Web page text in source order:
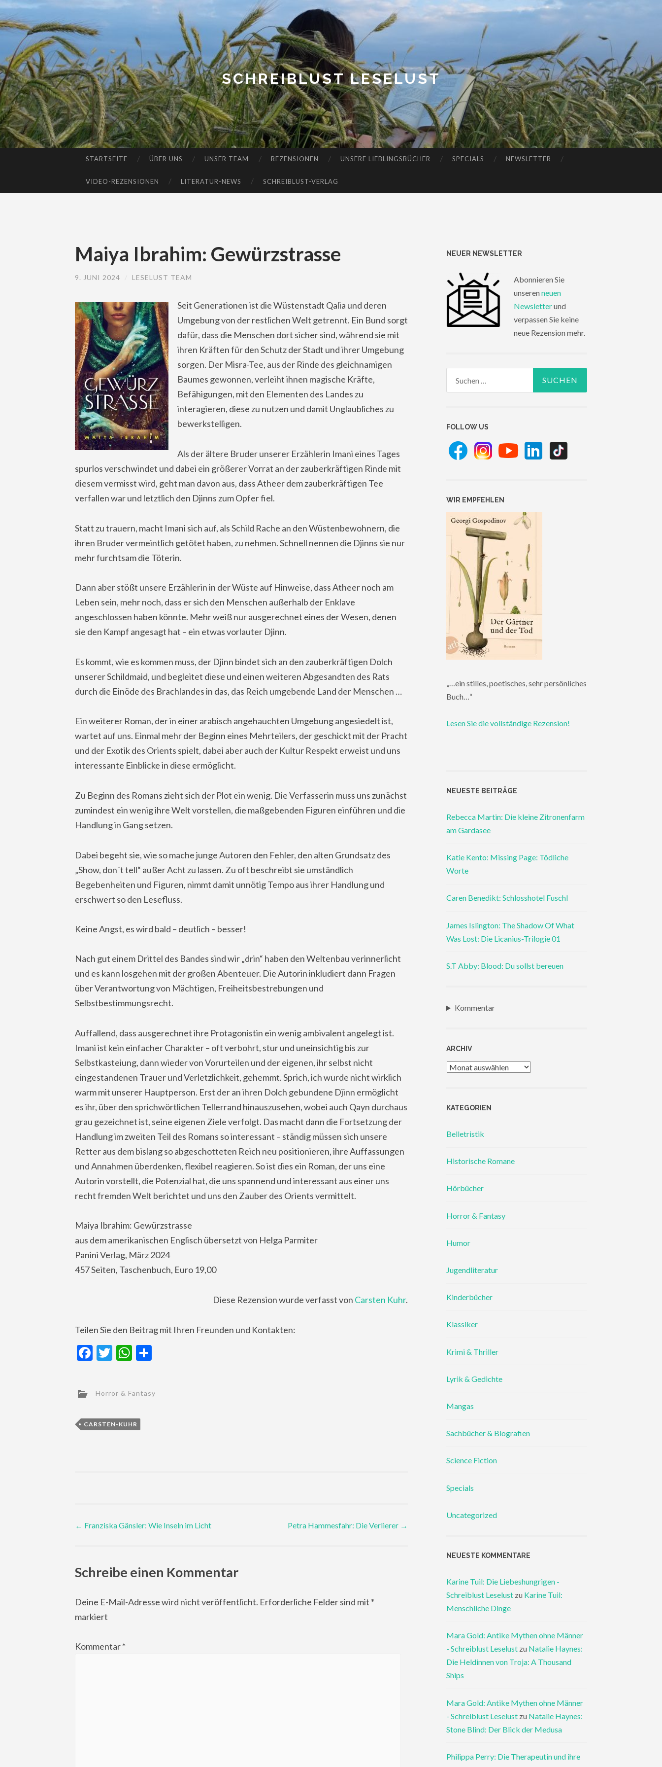
SCHREIBLUST LESELUST
STARTSEITE ÜBER UNS UNSER TEAM REZENSIONEN UNSERE LIEBLINGSBÜCHER SPECIALS NEWSLETTER
VIDEO-REZENSIONEN LITERATUR-NEWS SCHREIBLUST-VERLAG
Maiya Ibrahim: Gewürzstrasse
9. JUNI 2024 LESELUST TEAM
Seit Generationen ist die Wüstenstadt Qalia und deren
Umgebung von der restlichen Welt getrennt. Ein Bund sorgt
dafür, dass die Menschen dort sicher sind, während sie mit
ihren Kräften für den Schutz der Stadt und ihrer Umgebung
sorgen. Der Misra-Tee, aus der Rinde des gleichnamigen
Baumes gewonnen, verleiht ihnen magische Kräfte,
Befähigungen, mit den Elementen des Landes zu
interagieren, diese zu nutzen und damit Unglaubliches zu
bewerkstelligen.
Als der ältere Bruder unserer Erzählerin Imani eines Tages
spurlos verschwindet und dabei ein größerer Vorrat an der zauberkräftigen Rinde mit
diesem vermisst wird, geht man davon aus, dass Atheer dem zauberkräftigen Tee
verfallen war und letztlich den Djinns zum Opfer fiel.
Statt zu trauern, macht Imani sich auf, als Schild Rache an den Wüstenbewohnern, die
ihren Bruder vermeintlich getötet haben, zu nehmen. Schnell nennen die Djinns sie nur
mehr furchtsam die Töterin.
Dann aber stößt unsere Erzählerin in der Wüste auf Hinweise, dass Atheer noch am
Leben sein, mehr noch, dass er sich den Menschen außerhalb der Enklave
angeschlossen haben könnte. Mehr weiß nur ausgerechnet eines der Wesen, denen
sie den Kampf angesagt hat – ein etwas vorlauter Djinn.
Es kommt, wie es kommen muss, der Djinn bindet sich an den zauberkräftigen Dolch
unserer Schildmaid, und begleitet diese und einen weiteren Abgesandten des Rats
durch die Einöde des Brachlandes in das, das Reich umgebende Land der Menschen …
Ein weiterer Roman, der in einer arabisch angehauchten Umgebung angesiedelt ist,
wartet auf uns. Einmal mehr der Beginn eines Mehrteilers, der geschickt mit der Pracht
und der Exotik des Orients spielt, dabei aber auch der Kultur Respekt erweist und uns
interessante Einblicke in diese ermöglicht.
Zu Beginn des Romans zieht sich der Plot ein wenig. Die Verfasserin muss uns zunächst
zumindest ein wenig ihre Welt vorstellen, die maßgebenden Figuren einführen und die
Handlung in Gang setzen.
Dabei begeht sie, wie so mache junge Autoren den Fehler, den alten Grundsatz des
„Show, don´t tell“ außer Acht zu lassen. Zu oft beschreibt sie umständlich
Begebenheiten und Figuren, nimmt damit unnötig Tempo aus ihrer Handlung und
erschwert so den Lesefluss.
Keine Angst, es wird bald – deutlich – besser!
Nach gut einem Drittel des Bandes sind wir „drin“ haben den Weltenbau verinnerlicht
und es kann losgehen mit der großen Abenteuer. Die Autorin inkludiert dann Fragen
über Verantwortung von Mächtigen, Freiheitsbestrebungen und
Selbstbestimmungsrecht.
Auffallend, dass ausgerechnet ihre Protagonistin ein wenig ambivalent angelegt ist.
Imani ist kein einfacher Charakter – oft verbohrt, stur und uneinsichtig bis zur
Selbstkasteiung, dann wieder von Vorurteilen und der eigenen, ihr selbst nicht
eingestandenen Trauer und Verletzlichkeit, gehemmt. Sprich, ich wurde nicht wirklich
warm mit unserer Hauptperson. Erst der an ihren Dolch gebundene Djinn ermöglicht
es ihr, über den sprichwörtlichen Tellerrand hinauszusehen, wobei auch Qayn durchaus
grau gezeichnet ist, seine eigenen Ziele verfolgt. Das macht dann die Fortsetzung der
Handlung im zweiten Teil des Romans so interessant – ständig müssen sich unsere
Retter aus dem bislang so abgeschotteten Reich neu positionieren, ihre Auffassungen
und Annahmen überdenken, flexibel reagieren. So ist dies ein Roman, der uns eine
Autorin vorstellt, die Potenzial hat, die uns spannend und interessant aus einer uns
recht fremden Welt berichtet und uns den Zauber des Orients vermittelt.
Maiya Ibrahim: Gewürzstrasse
aus dem amerikanischen Englisch übersetzt von Helga Parmiter
Panini Verlag, März 2024
457 Seiten, Taschenbuch, Euro 19,00
Diese Rezension wurde verfasst von Carsten Kuhr.
Teilen Sie den Beitrag mit Ihren Freunden und Kontakten:
Facebook
TwitterWhatsApp
Horror & Fantasy
CARSTEN-KUHR
Post
← Franziska Gänsler: Wie Inseln im Licht Petra Hammesfahr: Die Verlierer →
Schreibe einen Kommentar
Deine E-Mail-Adresse wird nicht veröffentlicht. Erforderliche Felder sind mit *
markiert
Kommentar*
NEUER NEWSLETTER
Abonnieren Sie
unserenneuen
Newsletterund
verpassen Sie keine
neue Rezension mehr.
FOLLOW US
WIR EMPFEHLEN
„…ein stilles, poetisches, sehr persönliches
Buch…“
Lesen Sie die vollständige Rezension!
NEUESTE BEITRÄGE
Rebecca Martin: Die kleine Zitronenfarm
am Gardasee
Katie Kento: Missing Page: Tödliche
Worte
Caren Benedikt: Schlosshotel Fuschl
James Islington: The Shadow Of What
Was Lost: Die Licanius-Trilogie 01
S.T Abby: Blood: Du sollst bereuen
Kommentar
ARCHIV
Archiv
KATEGORIEN
Belletristik
Historische Romane
Hörbücher
Horror & Fantasy
Humor
Jugendliteratur
Kinderbücher
Klassiker
Krimi & Thriller
Lyrik & Gedichte
Mangas
Sachbücher & Biografien
Science Fiction
Specials
Uncategorized
NEUESTE KOMMENTARE
Karine Tuil: Die Liebeshungrigen -
Schreiblust Leselust zu Karine Tuil:
Menschliche Dinge
Mara Gold: Antike Mythen ohne Männer
- Schreiblust Leselust zu Natalie Haynes:
Die Heldinnen von Troja: A Thousand
Ships
Mara Gold: Antike Mythen ohne Männer
- Schreiblust Leselust zu Natalie Haynes:
Stone Blind: Der Blick der Medusa
Philippa Perry: Die Therapeutin und ihre